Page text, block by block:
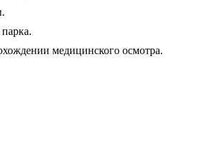
медицинского осмотра.